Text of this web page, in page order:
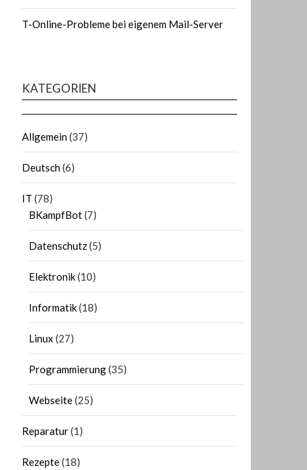
T-Online-Probleme bei eigenem Mail-Server
KATEGORIEN
Allgemein(37)
Deutsch(6)
IT (78)
BKampfBot(7)
Datenschutz(5)
Elektronik(10)
Informatik(18)
Linux (27)
Programmierung(35)
Webseite(25)
Reparatur(1)
Rezepte(18)